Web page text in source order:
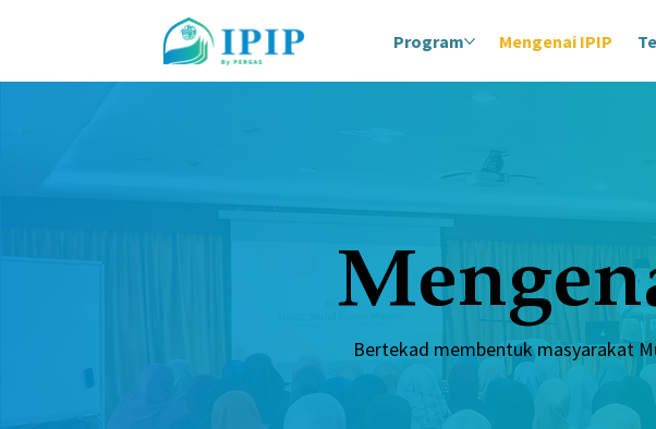
Program Mengenai IPIP
Bertekad membentuk masyarakat